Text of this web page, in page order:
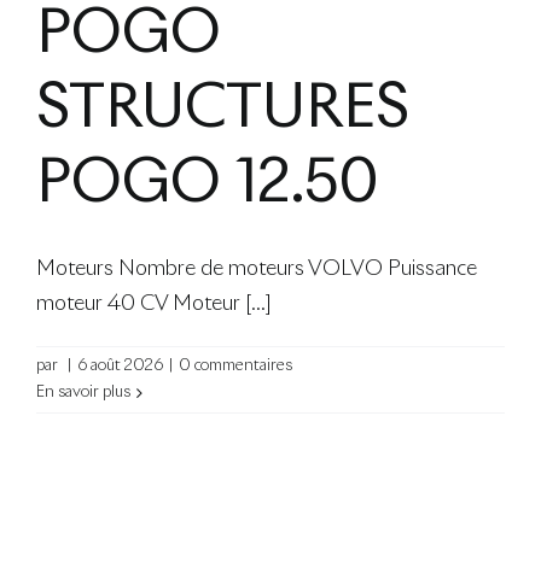
POGO
STRUCTURES
POGO 12.50
Moteurs Nombre de moteurs VOLVO Puissance
moteur 40 CV Moteur [...]
par 6 août 2026
0 commentaires
En savoir plus